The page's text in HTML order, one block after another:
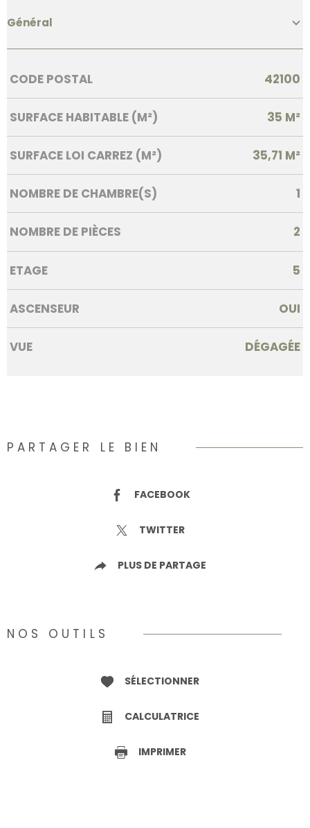
Général
Caractérisque Valeurs
CODE POSTAL 42100
SURFACE HABITABLE (M²) 35 M²
SURFACE LOI CARREZ (M²) 35,71 M²
NOMBRE DE CHAMBRE(S) 1
NOMBRE DE PIÈCES 2
ETAGE 5
ASCENSEUR OUI
VUE DÉGAGÉE
PARTAGER LE BIEN
FACEBOOK
TWITTER
PLUS DE PARTAGE
NOS OUTILS
SÉLECTIONNER
CALCULATRICE
IMPRIMER